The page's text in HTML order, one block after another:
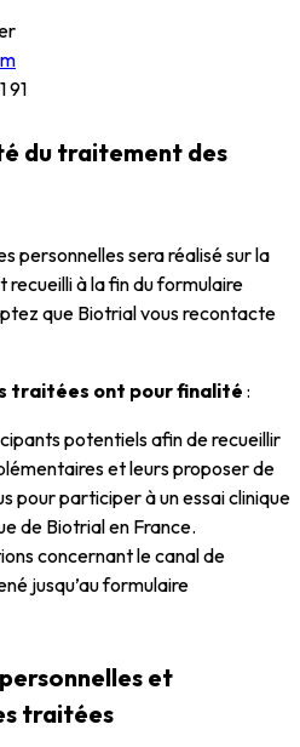
91
du traitement des
personnelles sera réalisé sur la
à la fin du formulaire
que Biotrial vous recontacte
traitées ont pour finalité :
potentiels afin de recueillir
et leurs proposer de
pour participer à un essai clinique
de Biotrial en France.
concernant le canal de
jusqu’au formulaire
et
traitées